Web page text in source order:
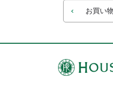
お買い